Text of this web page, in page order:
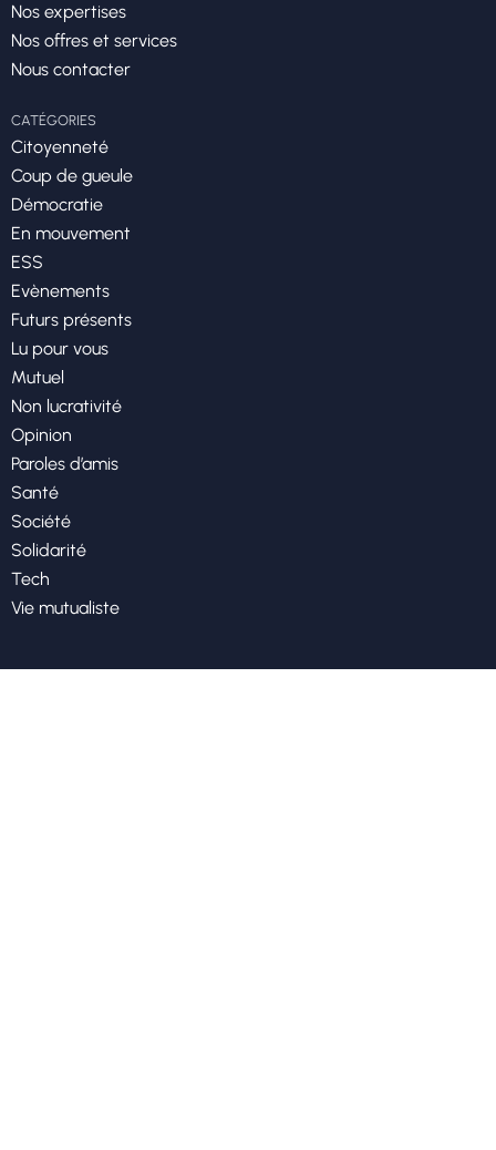
Nos expertises
Nos offres et services
Nous contacter
CATÉGORIES
Citoyenneté
Coup de gueule
Démocratie
En mouvement
ESS
Evènements
Futurs présents
Lu pour vous
Mutuel
Non lucrativité
Opinion
Paroles d’amis
Santé
Société
Solidarité
Tech
Vie mutualiste